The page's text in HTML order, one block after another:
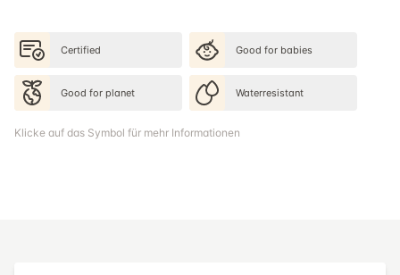
Certified Good for babies
Good for planet Waterresistant
Klicke auf das Symbol für mehr Informationen